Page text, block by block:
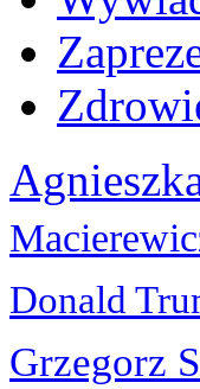
Donald
Grzegorz